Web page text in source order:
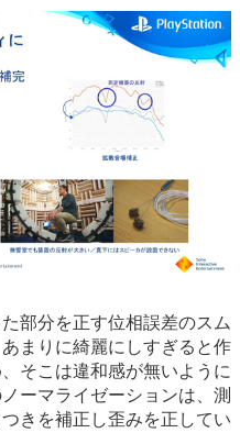
部分を正す位相誤差のスム
まりに綺麗にしすぎると作
そこは違和感が無いように
ーマライゼーションは、測
きを補正し歪みを正してい